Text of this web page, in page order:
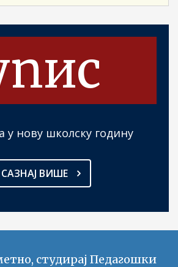
у нову школску годину
САЗНАЈ ВИШЕ
студирај Педагошки